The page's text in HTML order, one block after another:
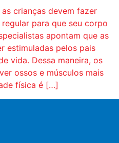
crianças devem fazer
para que seu corpo
apontam que as
estimuladas pelos pais
vida. Dessa maneira, os
ossos e músculos mais
física é […]